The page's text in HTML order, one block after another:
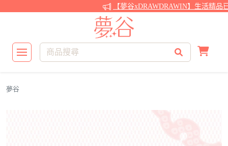
【夢谷xDRAWDRAWIN】生活精品已
夢谷